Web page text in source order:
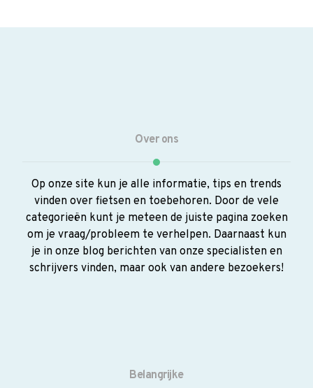
Over ons
Op onze site kun je alle informatie, tips en trends
vinden over fietsen en toebehoren. Door de vele
categorieën kunt je meteen de juiste pagina zoeken
om je vraag/probleem te verhelpen. Daarnaast kun
je in onze blog berichten van onze specialisten en
schrijvers vinden, maar ook van andere bezoekers!
Belangrijke